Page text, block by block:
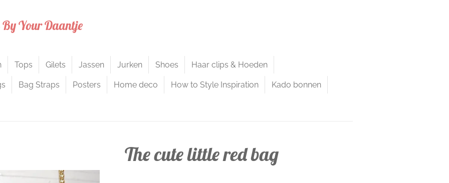
By Your Daantje
Tops Gilets Jassen Jurken Shoes Haar clips & Hoeden
Bag Straps Posters Home deco How to Style Inspiration Kado bonnen
The cute little red bag